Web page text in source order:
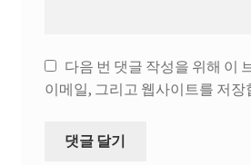
다음 번 댓글 작성을 위해 이
이메일, 그리고 웹사이트를 저장